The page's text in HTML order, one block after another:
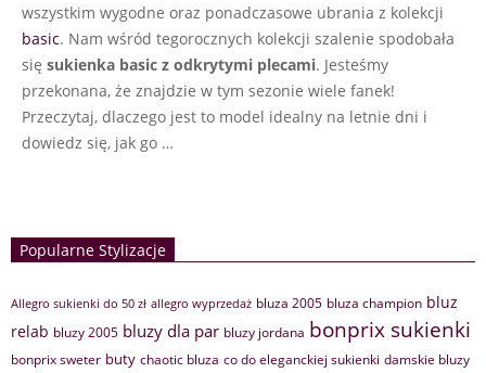
wszystkim wygodne oraz ponadczasowe ubrania z kolekcji
basic. Nam wśród tegorocznych kolekcji szalenie spodobała
się sukienka basic z odkrytymi plecami. Jesteśmy
przekonana, że znajdzie w tym sezonie wiele fanek!
Przeczytaj, dlaczego jest to model idealny na letnie dni i
dowiedz się, jak go …
Popularne Stylizacje
Allegro sukienki do 50 zł allegro wyprzedaż bluza 2005 bluza champion bluz
relab bluzy 2005 bluzy dla par bluzy jordana bonprix sukienki
bonprix sweter buty chaotic bluza co do eleganckiej sukienki damskie bluzy